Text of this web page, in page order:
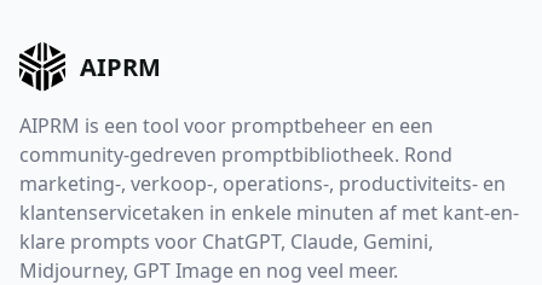
AIPRM
AIPRM is een tool voor promptbeheer en een
community-gedreven promptbibliotheek. Rond
marketing-, verkoop-, operations-, productiviteits- en
klantenservicetaken in enkele minuten af met kant-en-
klare prompts voor ChatGPT, Claude, Gemini,
Midjourney, GPT Image en nog veel meer.